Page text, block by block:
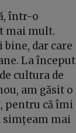
într-o
mai mult.
bine, dar care
La început
cultura de
am găsit o
pentru că îmi
simțeam mai